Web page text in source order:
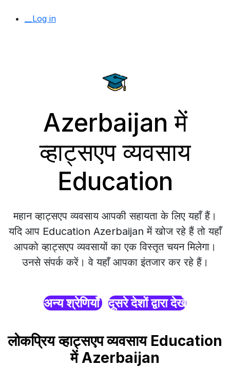
__Log in
Azerbaijan में
व्हाट्सएप व्यवसाय
Education
महान व्हाट्सएप व्यवसाय आपकी सहायता के लिए यहाँ हैं।
यदि आप Education Azerbaijan में खोज रहे हैं तो यहाँ
आपको व्हाट्सएप व्यवसायों का एक विस्तृत चयन मिलेगा।
उनसे संपर्क करें। वे यहाँ आपका इंतजार कर रहे हैं।
अन्य श्रेणियाँ दूसरे देशों द्वारा देखें
लोकप्रिय व्हाट्सएप व्यवसाय Education
में Azerbaijan